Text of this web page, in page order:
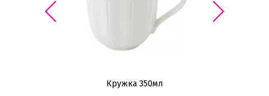
Кружка 350мл